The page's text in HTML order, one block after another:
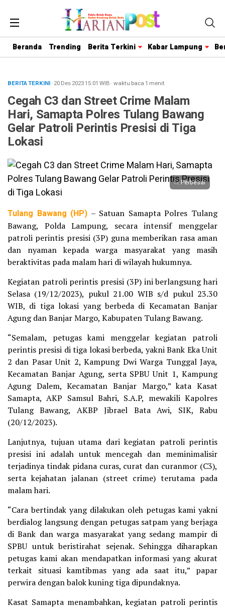
Beranda Trending Berita Terkini Kabar Lampung
BERITA TERKINI· 20 Des 202315:01 WIB ·waktu baca 1 menit
Cegah C3 dan Street Crime Malam
Hari, Samapta Polres Tulang Bawang
Gelar Patroli Perintis Presisi di Tiga
Lokasi
Perbesar
Tulang Bawang (HP) – Satuan Samapta Polres Tulang
Bawang, Polda Lampung, secara intensif menggelar
patroli perintis presisi (3P) guna memberikan rasa aman
dan nyaman kepada warga masyarakat yang masih
beraktivitas pada malam hari di wilayah hukumnya.
Kegiatan patroli perintis presisi (3P) ini berlangsung hari
Selasa (19/12/2023), pukul 21.00 WIB s/d pukul 23.30
WIB, di tiga lokasi yang berbeda di Kecamatan Banjar
Agung dan Banjar Margo, Kabupaten Tulang Bawang.
“Semalam, petugas kami menggelar kegiatan patroli
perintis presisi di tiga lokasi berbeda, yakni Bank Eka Unit
2 dan Pasar Unit 2, Kampung Dwi Warga Tunggal Jaya,
Kecamatan Banjar Agung, serta SPBU Unit 1, Kampung
Agung Dalem, Kecamatan Banjar Margo,” kata Kasat
Samapta, AKP Samsul Bahri, S.A.P, mewakili Kapolres
Tulang Bawang, AKBP Jibrael Bata Awi, SIK, Rabu
(20/12/2023).
Lanjutnya, tujuan utama dari kegiatan patroli perintis
presisi ini adalah untuk mencegah dan meminimalisir
terjadinya tindak pidana curas, curat dan curanmor (C3),
serta kejahatan jalanan (street crime) terutama pada
malam hari.
“Cara bertindak yang dilakukan oleh petugas kami yakni
berdialog langsung dengan petugas satpam yang berjaga
di Bank dan warga masyarakat yang sedang mampir di
SPBU untuk beristirahat sejenak. Sehingga diharapkan
petugas kami akan mendapatkan informasi yang akurat
terkait situasi kamtibmas yang ada saat itu,” papar
perwira dengan balok kuning tiga dipundaknya.
Kasat Samapta menambahkan, kegiatan patroli perintis